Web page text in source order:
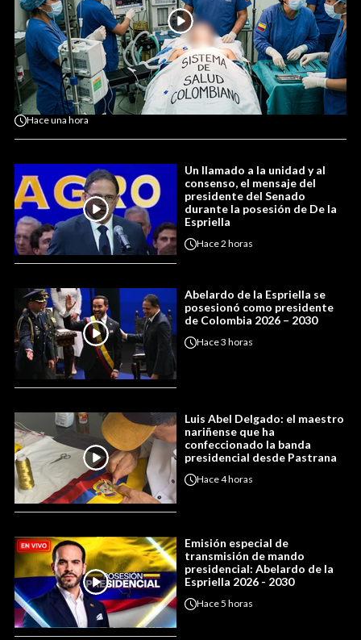
Haceuna hora
Un llamado a la unidad y al
consenso, el mensaje del
presidente del Senado
durante la posesión de De la
Espriella
Hace2 horas
Abelardo de la Espriella se
posesionó como presidente
de Colombia 2026 – 2030
Hace3 horas
Luis Abel Delgado: el maestro
nariñense que ha
confeccionado la banda
presidencial desde Pastrana
Hace4 horas
Emisión especial de
transmisión de mando
presidencial: Abelardo de la
Espriella 2026 - 2030
Hace5 horas